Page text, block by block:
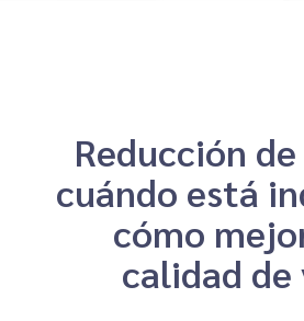
Reducción
cuándo está
cómo
calidad de